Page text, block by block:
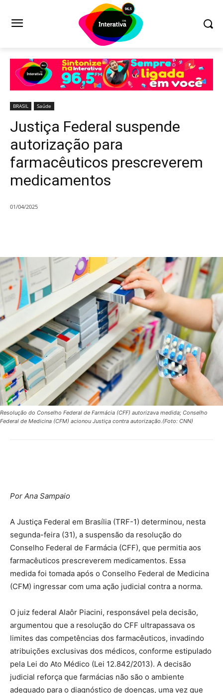
BRASIL Saúde
Justiça Federal suspende
autorização para
farmacêuticos prescreverem
medicamentos
01/04/2025
Resolução do Conselho Federal de Farmácia (CFF) autorizava medida; Conselho
Federal de Medicina (CFM) acionou Justiça contra autorização.(Foto: CNN)
Por Ana Sampaio
A Justiça Federal em Brasília (TRF-1) determinou, nesta
segunda-feira (31), a suspensão da resolução do
Conselho Federal de Farmácia (CFF), que permitia aos
farmacêuticos prescreverem medicamentos. Essa
medida foi tomada após o Conselho Federal de Medicina
(CFM) ingressar com uma ação judicial contra a norma.
O juiz federal Alaôr Piacini, responsável pela decisão,
argumentou que a resolução do CFF ultrapassava os
limites das competências dos farmacêuticos, invadindo
atribuições exclusivas dos médicos, conforme estipulado
pela Lei do Ato Médico (Lei 12.842/2013). A decisão
judicial reforça que farmácias não são o ambiente
adequado para o diagnóstico de doenças, uma vez que